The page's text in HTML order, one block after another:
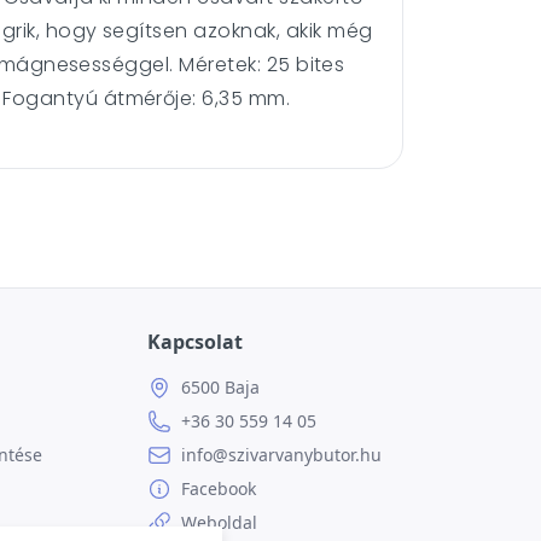
hogy segítsen azoknak, akik még
Méretek: 25 bites
Fogantyú átmérője: 6,35 mm.
Kapcsolat
6500 Baja
+36 30 559 14 05
info@szivarvanybutor.hu
Facebook
Weboldal